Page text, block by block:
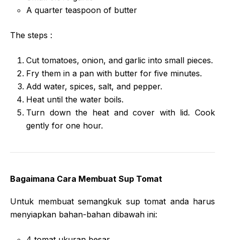
A quarter teaspoon of butter
The steps :
Cut tomatoes, onion, and garlic into small pieces.
Fry them in a pan with butter for five minutes.
Add water, spices, salt, and pepper.
Heat until the water boils.
Turn down the heat and cover with lid. Cook
gently for one hour.
Bagaimana Cara Membuat Sup Tomat
Untuk membuat semangkuk sup tomat anda harus
menyiapkan bahan-bahan dibawah ini: